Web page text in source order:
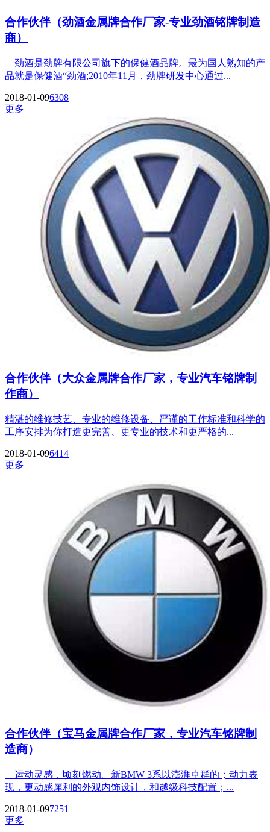
合作伙伴（劲酒金属牌合作厂家-专业劲酒铭牌制造
商）
劲酒是劲牌有限公司旗下的保健酒品牌。最为国人熟知的产
品就是保健酒“劲酒;2010年11月，劲牌研发中心通过...
2018-01-096308
更多
合作伙伴（大众金属牌合作厂家，专业汽车铭牌制
作商）
精湛的维修技艺、专业的维修设备、严谨的工作标准和科学的
工序安排为你打造更完善、更专业的技术和更严格的...
2018-01-096414
更多
合作伙伴（宝马金属牌合作厂家，专业汽车铭牌制
造商）
运动灵感，顷刻燃动。新BMW 3系以澎湃卓群的；动力表
现，更动感犀利的外观内饰设计，和越级科技配置；...
2018-01-097251
更多